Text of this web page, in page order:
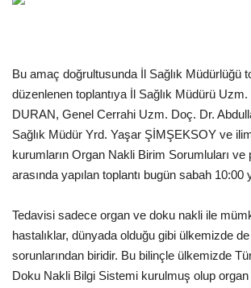
Ekonomi
Siyaset
Galeriler
Yaşam
Künye
Bu amaç doğrultusunda İl Sağlık Müdürlüğü
düzenlenen toplantıya İl Sağlık Müdürü
DURAN, Genel Cerrahi Uzm. Doç. Dr.
Sağlık Müdür Yrd. Yaşar ŞİMŞEKSOY ve
kurumların Organ Nakli Birim Sorumluları ve
arasında yapılan toplantı bugün sabah 10:00
Tedavisi sadece organ ve doku nakli ile
hastalıklar, dünyada olduğu gibi ülkemizde
sorunlarından biridir. Bu bilinçle ülkemizde
Doku Nakli Bilgi Sistemi kurulmuş olup organ